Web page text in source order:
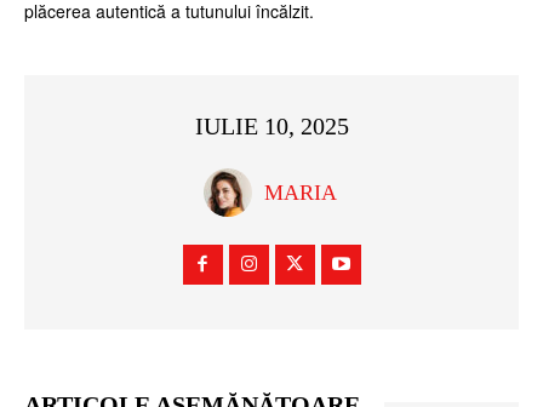
plăcerea autentică a tutunului încălzit.
IULIE 10, 2025
MARIA